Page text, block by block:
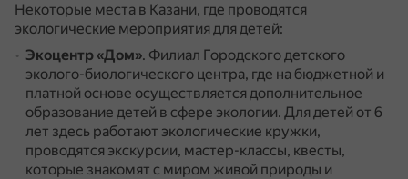
Некоторые места в Казани, где проводятся
экологические мероприятия для детей:
Экоцентр «Дом». Филиал Городского детского
эколого-биологического центра, где на бюджетной и
платной основе осуществляется дополнительное
образование детей в сфере экологии. Для детей от 6
лет здесь работают экологические кружки,
проводятся экскурсии, мастер-классы, квесты,
которые знакомят с миром живой природы и